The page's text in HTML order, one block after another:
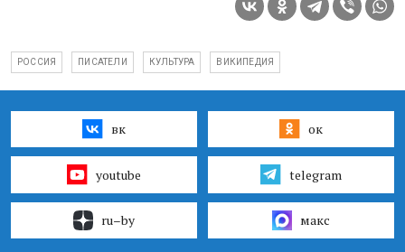
РОССИЯ ПИСАТЕЛИ КУЛЬТУРА ВИКИПЕДИЯ
вк ок
youtube telegram
ru–by макс